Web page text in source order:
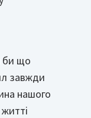
би що
завжди
нашого